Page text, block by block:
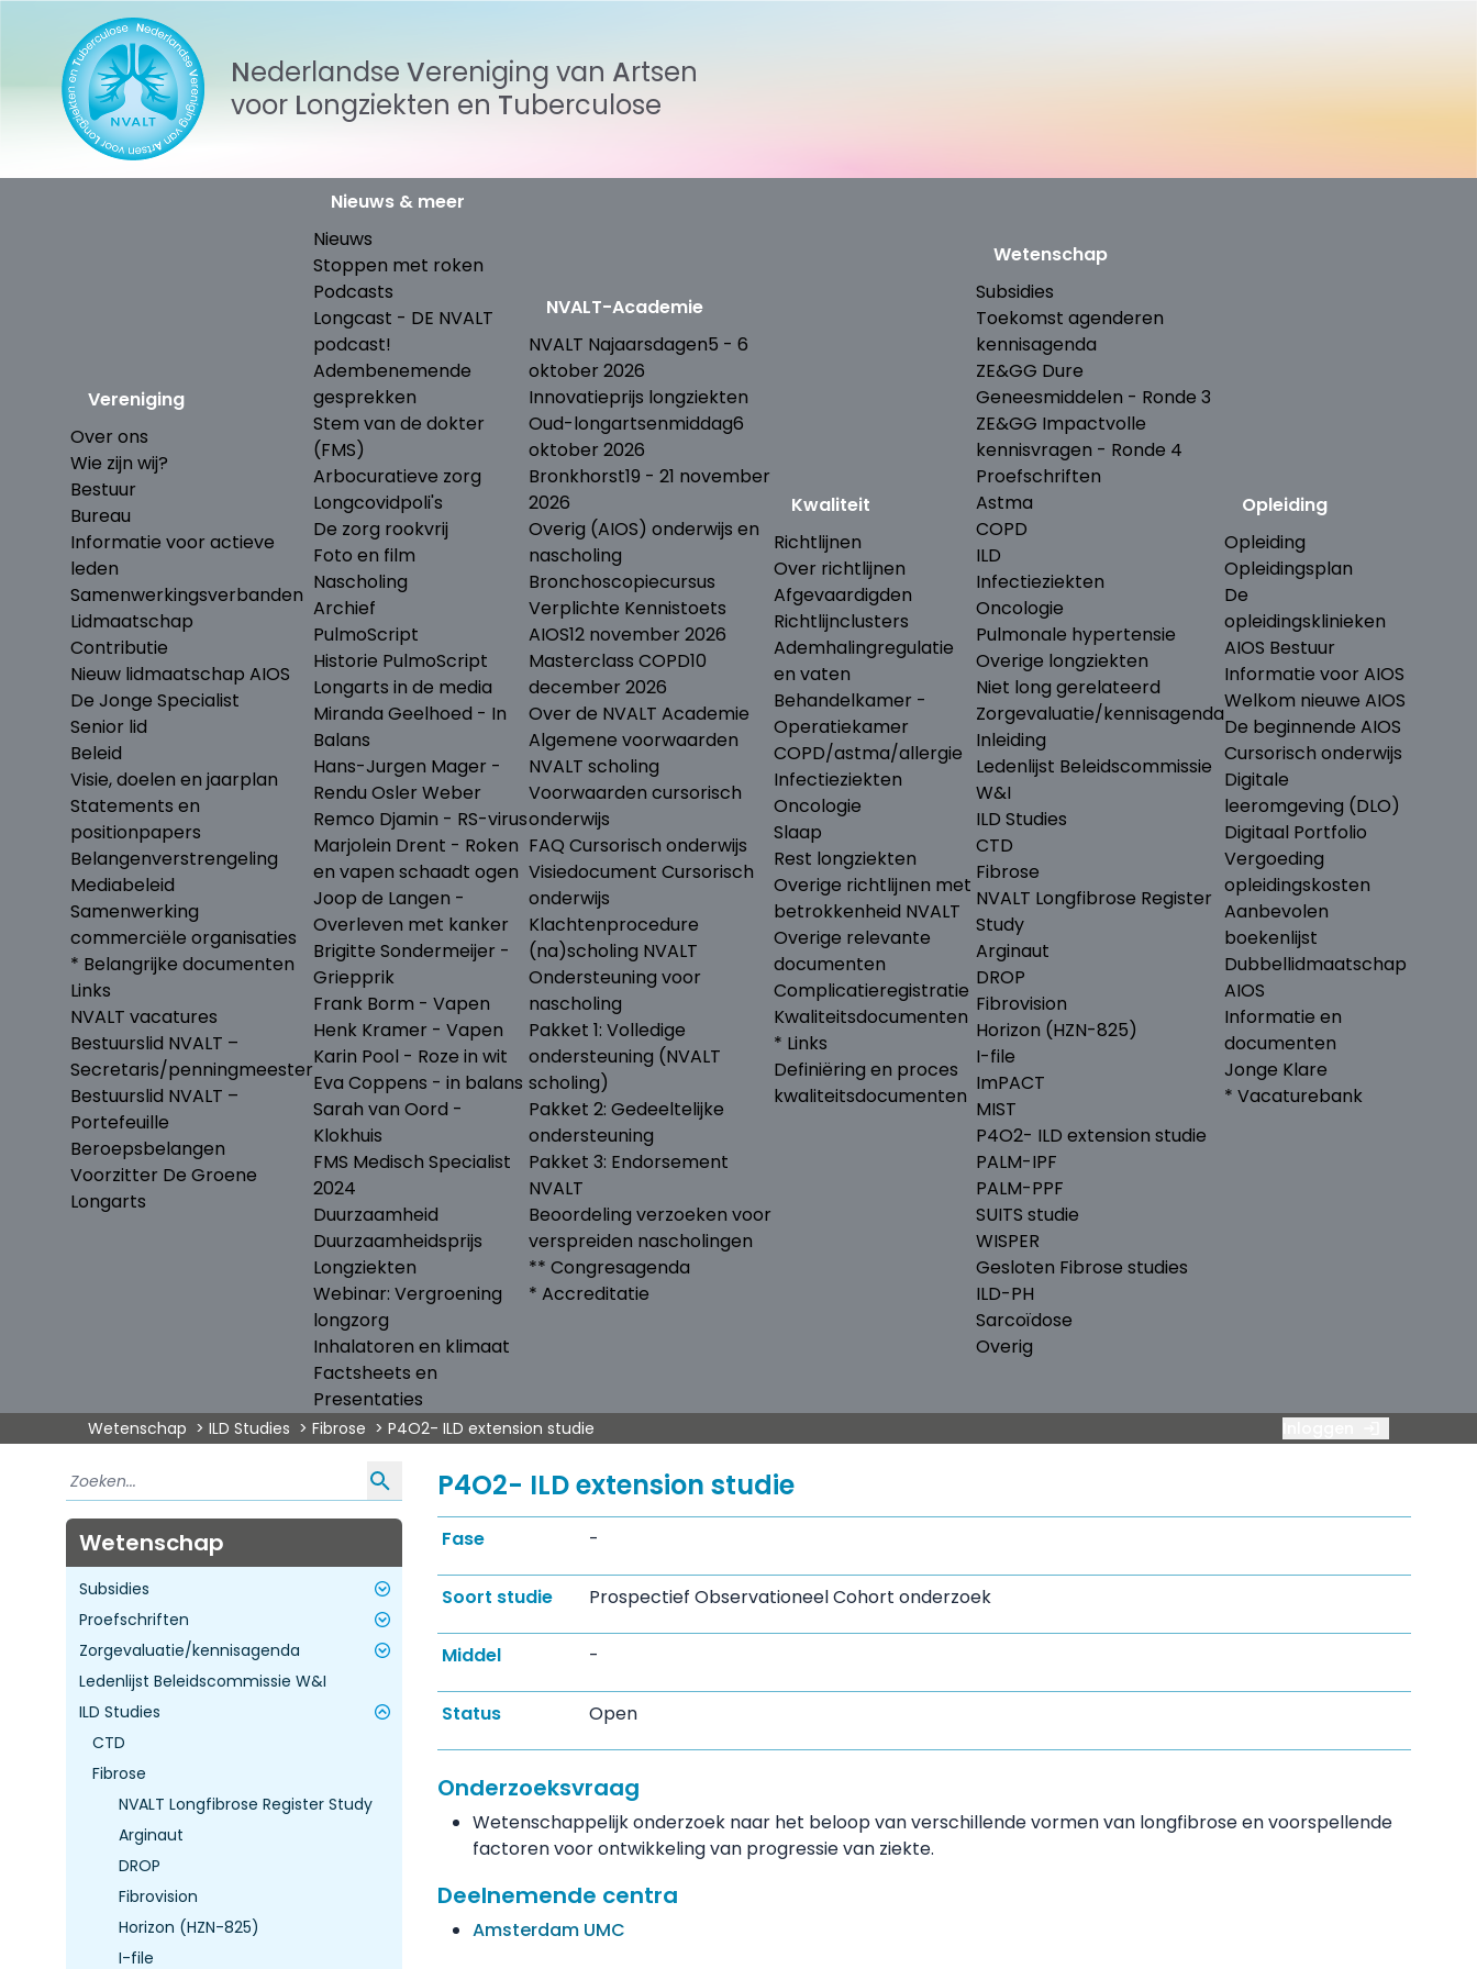
Nederlandse Vereniging van
Artsen
voor Longziekten en Tuberculose
Vereniging
Over ons
Wie zijn wij?
Bestuur
Bureau
Informatie voor actieve
leden
Samenwerkingsverbanden
Lidmaatschap
Contributie
Nieuw lidmaatschap AIOS
De Jonge Specialist
Senior lid
Beleid
Visie, doelen en jaarplan
Statements en
positionpapers
Belangenverstrengeling
Mediabeleid
Samenwerking
commerciële organisaties
* Belangrijke documenten
Links
NVALT vacatures
Bestuurslid NVALT –
Secretaris/penningmeester
Bestuurslid NVALT –
Portefeuille
Beroepsbelangen
Voorzitter De Groene
Longarts
Nieuws & meer
Nieuws
Stoppen met roken
Podcasts
Longcast - DE NVALT
podcast!
Adembenemende
gesprekken
Stem van de dokter
(FMS)
Arbocuratieve zorg
Longcovidpoli's
De zorg rookvrij
Foto en film
Nascholing
Archief
PulmoScript
Historie PulmoScript
Longarts in de media
Miranda Geelhoed - In
Balans
Hans-Jurgen Mager -
Rendu Osler Weber
Remco Djamin - RS-virus
Marjolein Drent - Roken
en vapen schaadt ogen
Joop de Langen -
Overleven met kanker
Brigitte Sondermeijer -
Griepprik
Frank Borm - Vapen
Henk Kramer - Vapen
Karin Pool - Roze in wit
Eva Coppens - in balans
Sarah van Oord -
Klokhuis
FMS Medisch Specialist
2024
Duurzaamheid
Duurzaamheidsprijs
Longziekten
Webinar: Vergroening
longzorg
Inhalatoren en klimaat
Factsheets en
Presentaties
NVALT-Academie
NVALT Najaarsdagen5 - 6
oktober 2026
Innovatieprijs longziekten
Oud-longartsenmiddag6
oktober 2026
Bronkhorst19 - 21 november
2026
Overig (AIOS) onderwijs en
nascholing
Bronchoscopiecursus
Verplichte Kennistoets
AIOS12 november 2026
Masterclass COPD10
december 2026
Over de NVALT Academie
Algemene voorwaarden
NVALT scholing
Voorwaarden cursorisch
onderwijs
FAQ Cursorisch onderwijs
Visiedocument Cursorisch
onderwijs
Klachtenprocedure
(na)scholing NVALT
Ondersteuning voor
nascholing
Pakket 1: Volledige
ondersteuning (NVALT
scholing)
Pakket 2: Gedeeltelijke
ondersteuning
Pakket 3: Endorsement
NVALT
Beoordeling verzoeken voor
verspreiden nascholingen
** Congresagenda
* Accreditatie
Kwaliteit
Richtlijnen
Over richtlijnen
Afgevaardigden
Richtlijnclusters
Ademhalingregulatie
en vaten
Behandelkamer -
Operatiekamer
COPD/astma/allergie
Infectieziekten
Oncologie
Slaap
Rest longziekten
Overige richtlijnen met
betrokkenheid NVALT
Overige relevante
documenten
Complicatieregistratie
Kwaliteitsdocumenten
* Links
Definiëring en proces
kwaliteitsdocumenten
Wetenschap
Subsidies
Toekomst agenderen
kennisagenda
ZE&GG Dure
Geneesmiddelen - Ronde 3
ZE&GG Impactvolle
kennisvragen - Ronde 4
Proefschriften
Astma
COPD
ILD
Infectieziekten
Oncologie
Pulmonale hypertensie
Overige longziekten
Niet long gerelateerd
Zorgevaluatie/kennisagenda
Inleiding
Ledenlijst Beleidscommissie
W&I
ILD Studies
CTD
Fibrose
NVALT Longfibrose Register
Study
Arginaut
DROP
Fibrovision
Horizon (HZN-825)
I-file
ImPACT
MIST
P4O2- ILD extension studie
PALM-IPF
PALM-PPF
SUITS studie
WISPER
Gesloten Fibrose studies
ILD-PH
Sarcoïdose
Overig
Opleiding
Opleiding
Opleidingsplan
De
opleidingsklinieken
AIOS Bestuur
Informatie voor AIOS
Welkom nieuwe AIOS
De beginnende AIOS
Cursorisch onderwijs
Digitale
leeromgeving (DLO)
Digitaal Portfolio
Vergoeding
opleidingskosten
Aanbevolen
boekenlijst
Dubbellidmaatschap
AIOS
Informatie en
documenten
Jonge Klare
* Vacaturebank
Wetenschap ILD Studies Fibrose P4O2- ILD extension studie
Wetenschap
Subsidies
Toekomst agenderen kennisagenda
ZE&GG Dure Geneesmiddelen - Ronde
3
ZE&GG Impactvolle kennisvragen -
Proefschriften
Astma
COPD
ILD
Infectieziekten
Oncologie
Pulmonale hypertensie
Overige longziekten
Niet long gerelateerd
Zorgevaluatie/kennisagenda
Inleiding
Ledenlijst Beleidscommissie W&I
ILD Studies
CTD
Fibrose
NVALT Longfibrose Register Study
Arginaut
DROP
Fibrovision
Horizon (HZN-825)
I-file
P4O2- ILD extension studie
Fase -
Soort studie Prospectief Observationeel Cohort onderzoek
Middel -
Status Open
Onderzoeksvraag
Wetenschappelijk onderzoek naar het beloop van verschillende vormen van longfibrose en voorspellende
factoren voor ontwikkeling van progressie van ziekte.
Deelnemende centra
Amsterdam UMC